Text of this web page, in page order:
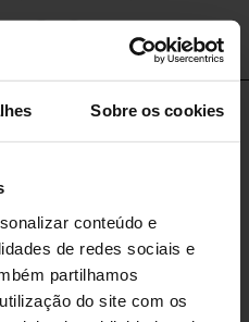
Sobre os cookies
conteúdo e
de redes sociais e
partilhamos
do site com os
de parque